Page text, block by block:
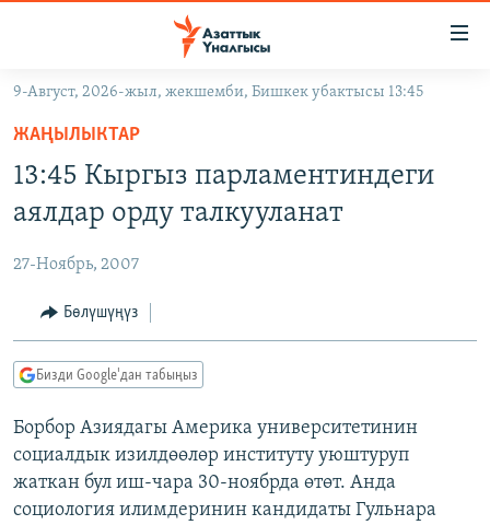
Навигацияга
өтүңүз
салыңыз
ЭКОНОМИКА
МАДАНИЯТ
БОРБОР АЗИЯ
УКРАИНА
АТАЙЫН ИЛИКТӨӨ
ТВ ПРОГРАММАЛАР
ЭКСПЕРТТЕР ТАЛДАЙТ
БИЗ ЖАНА ДҮЙНӨ
ДАНИСТЕ
ЭЖЕ-СИҢДИЛЕР
ӨЗГӨЧӨ ПИКИР
Русский
ОНЛАЙН ШЕРИНЕ
9-Август, 2026-жыл, жекшемби, Бишкек убактысы 13:45
ЖАҢЫЛЫКТАР
13:45 Кыргыз парламентиндеги
аялдар орду талкууланат
27-Ноябрь, 2007
Бөлүшүңүз
Бизди Google'дан табыңыз
Борбор Азиядагы Америка университетинин
социалдык изилдөөлөр институту уюштуруп
жаткан бул иш-чара 30-ноябрда өтөт. Анда
социология илимдеринин кандидаты Гульнара